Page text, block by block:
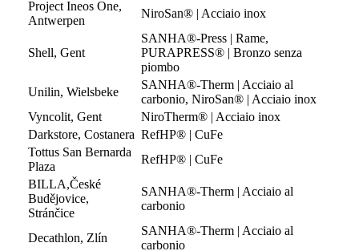
Project Ineos One,
Antwerpen
NiroSan® | Acciaio inox
Shell, Gent
SANHA®-Press | Rame,
PURAPRESS® | Bronzo senza
piombo
Unilin, Wielsbeke
SANHA®-Therm | Acciaio al
carbonio, NiroSan® | Acciaio inox
Vyncolit, Gent
NiroTherm® | Acciaio inox
Darkstore, Costanera RefHP® | CuFe
Tottus San Bernarda
Plaza
RefHP® | CuFe
BILLA,České
Budějovice,
Stránčice
SANHA®-Therm | Acciaio al
carbonio
Decathlon, Zlín
SANHA®-Therm | Acciaio al
carbonio